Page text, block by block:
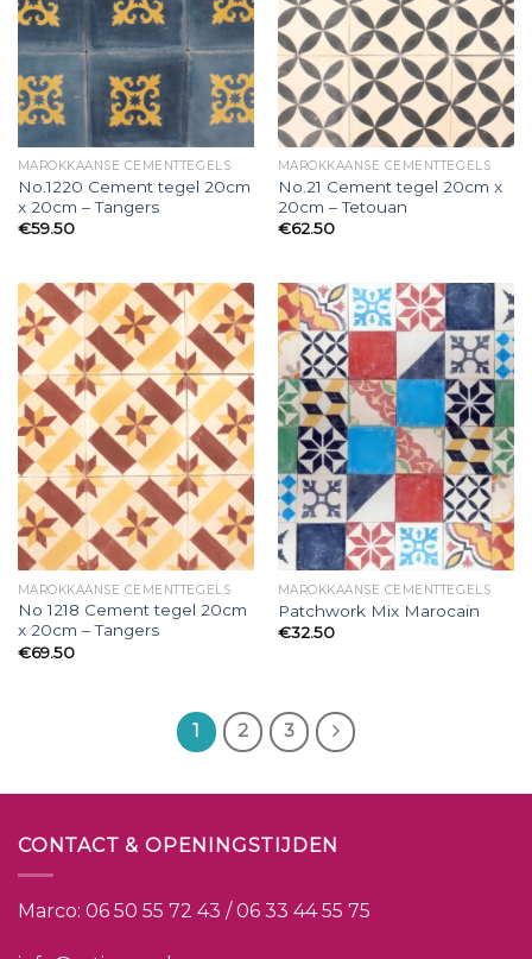
MAROKKAANSE CEMENTTEGELS
No.1220 Cement tegel 20cm
x 20cm – Tangers
€59.50
MAROKKAANSE CEMENTTEGELS
No.21 Cement tegel 20cm x
20cm – Tetouan
€62.50
MAROKKAANSE CEMENTTEGELS
No 1218 Cement tegel 20cm
x 20cm – Tangers
€69.50
MAROKKAANSE CEMENTTEGELS
Patchwork Mix Marocain
€32.50
1 2 3
CONTACT & OPENINGSTIJDEN
Marco: 06 50 55 72 43 / 06 33 44 55 75